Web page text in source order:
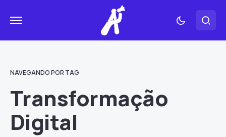
NAVEGANDO POR TAG
Transformação
Digital